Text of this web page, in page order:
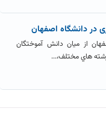
در دانشگاه اصفهان
از میان دانش آموختگان
هاي مختلف،...